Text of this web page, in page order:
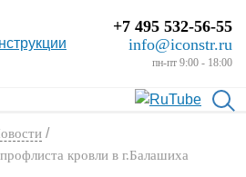
+7 495 532-56-55
info@iconstr.ru
пн-пт 9:00 - 18:00
/
кровли в г.Балашиха